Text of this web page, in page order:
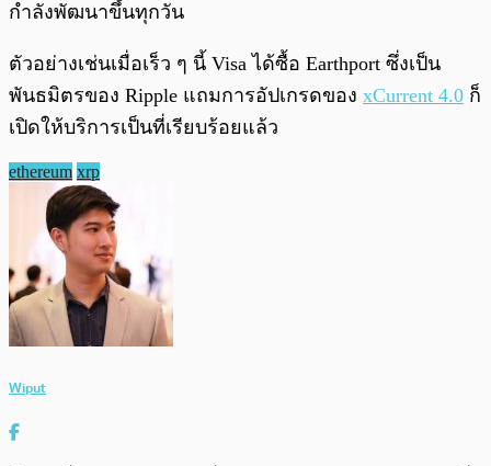
กำลังพัฒนาขึ้นทุกวัน
ตัวอย่างเช่นเมื่อเร็ว ๆ นี้ Visa ได้ซื้อ Earthport ซึ่งเป็น
พันธมิตรของ Ripple แถมการอัปเกรดของ xCurrent 4.0 ก็
เปิดให้บริการเป็นที่เรียบร้อยแล้ว
ethereum xrp
Wiput